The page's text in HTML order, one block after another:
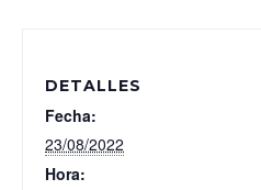
DETALLES
Fecha:
23/08/2022
Hora: